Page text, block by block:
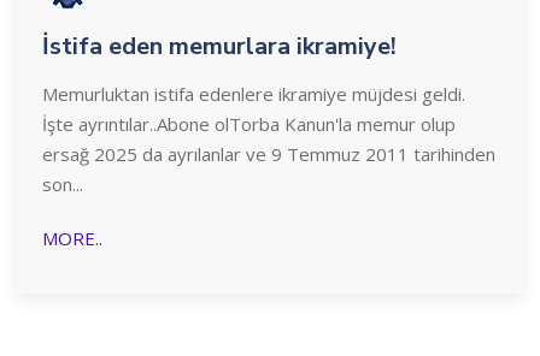
İstifa eden memurlara ikramiye!
Memurluktan istifa edenlere ikramiye müjdesi geldi.
İşte ayrıntılar..Abone olTorba Kanun'la memur olup
ersağ 2025 da ayrılanlar ve 9 Temmuz 2011 tarihinden
son...
MORE..